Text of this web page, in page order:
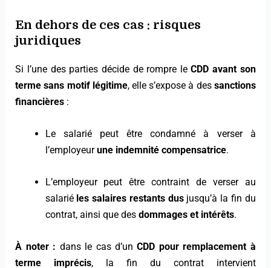
En dehors de ces cas : risques
juridiques
Si l’une des parties décide de rompre leCDD avant son
terme sans motif légitime, elle s’expose à des sanctions
financières :
Le salarié peut être condamné à verser à
l’employeurune indemnité compensatrice.
L’employeur peut être contraint de verser au
salarié les salaires restants dusjusqu’à la fin du
contrat, ainsi que des dommages et intérêts.
À noter : dans le cas d’unCDD pour remplacement à
terme imprécis, la fin du contrat intervient